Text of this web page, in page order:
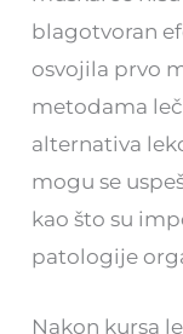
blagotvoran
osvojila prvo
metodama
alternativa
mogu se
kao što su
patologije
Nakon kursa